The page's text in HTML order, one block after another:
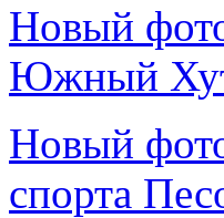
Новый
Южный
Новый
спорта